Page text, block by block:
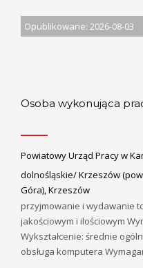
Opublikowane: 2026-08-03
Osoba wykonująca
Powiatowy Urząd Pracy w
dolnośląskie/ Krzeszów
Góra), Krzeszów
przyjmowanie i wydawanie
jakościowym i ilościowym
Wykształcenie: średnie
obsługa komputera